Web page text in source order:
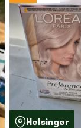
Helsingør